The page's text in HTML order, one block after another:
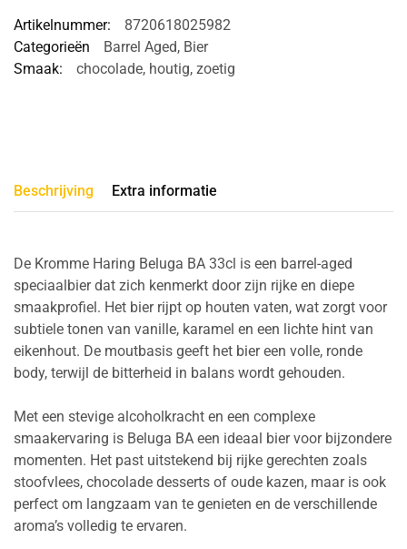
Artikelnummer:
8720618025982
Categorieën
Barrel Aged, Bier
Smaak:
chocolade, houtig, zoetig
Beschrijving Extra informatie
De Kromme Haring Beluga BA 33cl is een barrel-aged
speciaalbier dat zich kenmerkt door zijn rijke en diepe
smaakprofiel. Het bier rijpt op houten vaten, wat zorgt voor
subtiele tonen van vanille, karamel en een lichte hint van
eikenhout. De moutbasis geeft het bier een volle, ronde
body, terwijl de bitterheid in balans wordt gehouden.
Met een stevige alcoholkracht en een complexe
smaakervaring is Beluga BA een ideaal bier voor bijzondere
momenten. Het past uitstekend bij rijke gerechten zoals
stoofvlees, chocolade desserts of oude kazen, maar is ook
perfect om langzaam van te genieten en de verschillende
aroma’s volledig te ervaren.